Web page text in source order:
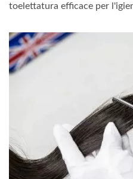
toelettatura efficace per